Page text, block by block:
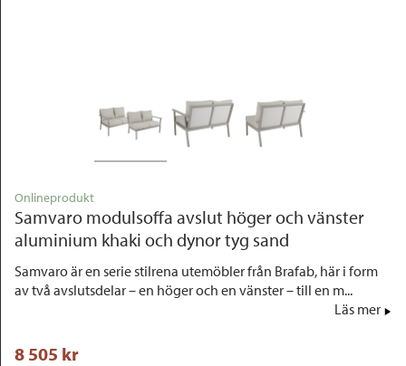
Onlineprodukt
Samvaro modulsoffa avslut höger och vänster
aluminium khaki och dynor tyg sand
Samvaro är en serie stilrena utemöbler från Brafab, här i form
av två avslutsdelar – en höger och en vänster – till en m...
Läs mer
8 505 kr